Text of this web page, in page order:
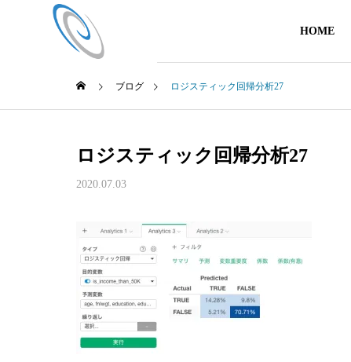
HOME
ブログ ロジスティック回帰分析27
ロジスティック回帰分析27
2020.07.03